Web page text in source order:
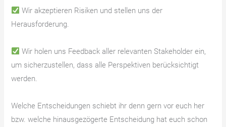
Wir akzeptieren Risiken und stellen uns der
Herausforderung.
Wir holen uns Feedback aller relevanten Stakeholder ein,
um sicherzustellen, dass alle Perspektiven berücksichtigt
werden.
Welche Entscheidungen schiebt ihr denn gern vor euch her
bzw. welche hinausgezögerte Entscheidung hat euch schon